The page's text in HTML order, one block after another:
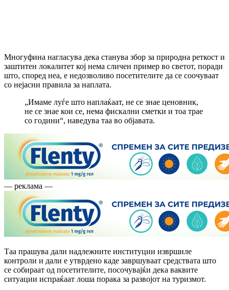
Многуфина нагласува дека станува збор за природна реткост и
заштитен локалитет кој нема сличен пример во светот, поради
што, според неа, е недозволиво посетителите да се соочуваат
со нејасни правила за наплата.
„Имаме луѓе што наплаќаат, не се знае ценовник,
не се знае кои се, нема фискални сметки и тоа трае
со години“, наведува таа во објавата.
— реклама —
Таа прашува дали надлежните институции извршиле
контроли и дали е утврдено каде завршуваат средствата што
се собираат од посетителите, посочувајќи дека ваквите
ситуации испраќаат лоша порака за развојот на туризмот.